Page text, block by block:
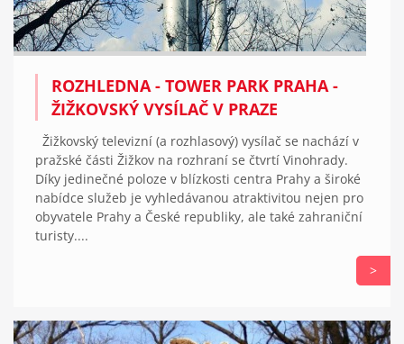
ROZHLEDNA - TOWER PARK PRAHA -
ŽIŽKOVSKÝ VYSÍLAČ V PRAZE
Žižkovský televizní (a rozhlasový) vysílač se nachází v
pražské části Žižkov na rozhraní se čtvrtí Vinohrady.
Díky jedinečné poloze v blízkosti centra Prahy a široké
nabídce služeb je vyhledávanou atraktivitou nejen pro
obyvatele Prahy a České republiky, ale také zahraniční
turisty....
>